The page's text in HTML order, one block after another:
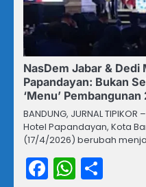
NasDem Jabar &
Papandayan: Bukan
‘Menu’ Pembangunan
BANDUNG, JURNAL
Hotel Papandayan, Kota
(17/4/2026) berubah
Facebook